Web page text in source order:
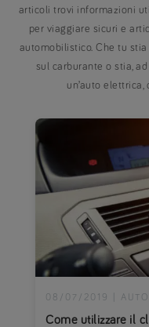
articoli trovi informazioni
per viaggiare sicuri e
automobilistico. Che tu
sul carburante o stia,
un’auto
Come utilizzare il
08/07/2019 AUTO